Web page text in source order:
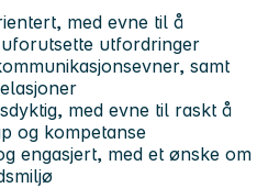
med evne til å
utfordringer
samt
med evne til raskt å
og kompetanse
engasjert, med et ønske om